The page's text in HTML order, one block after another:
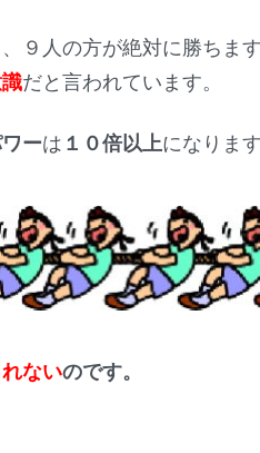
９人の方が絶対に勝ちま
だと言われています。
ーは １０倍以上になりま
ないのです。